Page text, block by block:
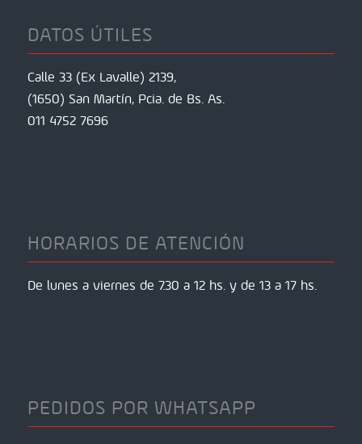
DATOS ÚTILES
Calle 33 (Ex Lavalle) 2139,
(1650) San Martín, Pcia. de Bs. As.
011 4752 7696
HORARIOS DE ATENCIÓN
De lunes a viernes de 7.30 a 12 hs. y de 13 a 17 hs.
PEDIDOS POR WHATSAPP